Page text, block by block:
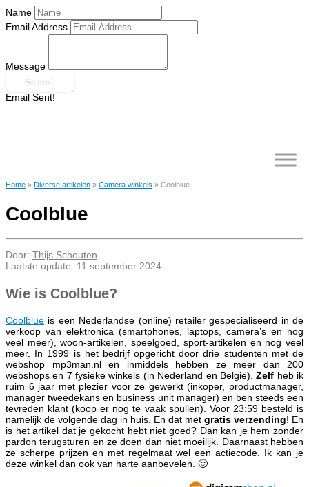
Name
Email Address
Message
Submit
Email Sent!
Home » Diverse artikelen » Camera winkels » Coolblue
Coolblue
Door: Thijs Schouten
Laatste update: 11 september 2024
Wie is Coolblue?
Coolblue is een Nederlandse (online) retailer gespecialiseerd in de
verkoop van elektronica (smartphones, laptops, camera’s en nog
veel meer), woon-artikelen, speelgoed, sport-artikelen en nog veel
meer. In 1999 is het bedrijf opgericht door drie studenten met de
webshop mp3man.nl en inmiddels hebben ze meer dan 200
webshops en 7 fysieke winkels (in Nederland en België).Zelf heb ik
ruim 6 jaar met plezier voor ze gewerkt (inkoper, productmanager,
manager tweedekans en business unit manager) en ben steeds een
tevreden klant (koop er nog te vaak spullen). Voor 23:59 besteld is
namelijk de volgende dag in huis. En dat met gratis verzending! En
is het artikel dat je gekocht hebt niet goed? Dan kan je hem zonder
pardon terugsturen en ze doen dan niet moeilijk. Daarnaast hebben
ze scherpe prijzen en met regelmaat wel een actiecode. Ik kan je
deze winkel dan ook van harte aanbevelen. 🙂